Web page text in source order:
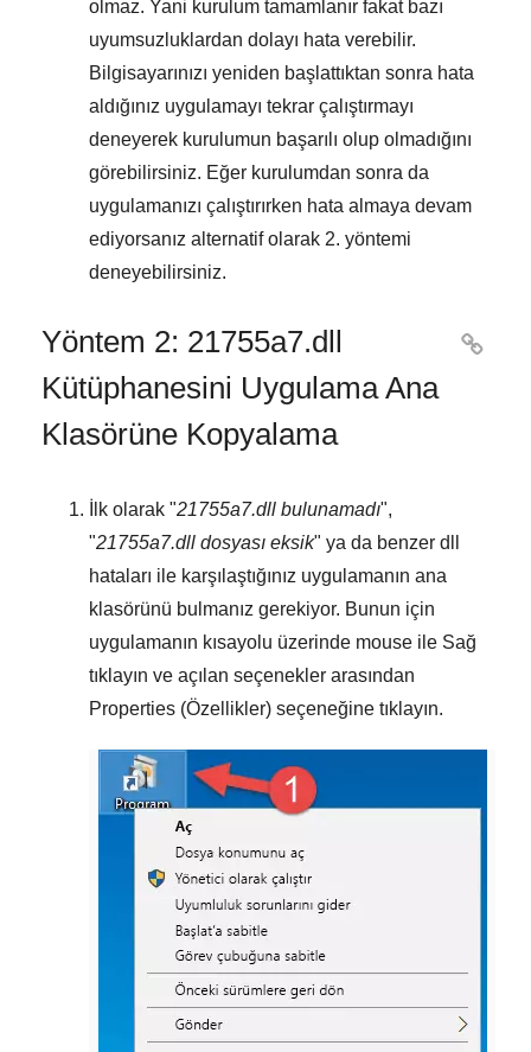
olmaz. Yani kurulum tamamlanır fakat bazı
uyumsuzluklardan dolayı hata verebilir.
Bilgisayarınızı yeniden başlattıktan sonra hata
aldığınız uygulamayı tekrar çalıştırmayı
deneyerek kurulumun başarılı olup olmadığını
görebilirsiniz. Eğer kurulumdan sonra da
uygulamanızı çalıştırırken hata almaya devam
ediyorsanız alternatif olarak 2. yöntemi
deneyebilirsiniz.
Yöntem 2: 21755a7.dll
Kütüphanesini Uygulama Ana
Klasörüne Kopyalama

İlk olarak "21755a7.dll bulunamadı",
"21755a7.dll dosyası eksik" ya da benzer dll
hataları ile karşılaştığınız uygulamanın ana
klasörünü bulmanız gerekiyor. Bunun için
uygulamanın kısayolu üzerinde mouse ile Sağ
tıklayın ve açılan seçenekler arasından
Properties (Özellikler) seçeneğine tıklayın.